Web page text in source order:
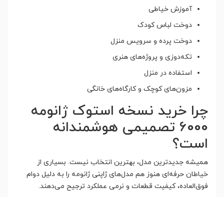
آموزش خیاطی
دوخت لباس کودک
دوخت پرده و سرویس منزل
تکه‌دوزی و پروژه‌های هنری
استفاده در منزل
مزون‌های کوچک و کارگاه‌های خانگی
چرا خرید نسخه استوک ژانومه
6000 تصمیمی هوشمندانه
است؟
همیشه جدیدترین مدل، بهترین انتخاب نیست. بسیاری از
خیاطان حرفه‌ای هنوز هم مدل‌های ژاپنی ژانومه را به دلیل دوام
فوق‌العاده، کیفیت قطعات و نرمی عملکرد ترجیح می‌دهند.